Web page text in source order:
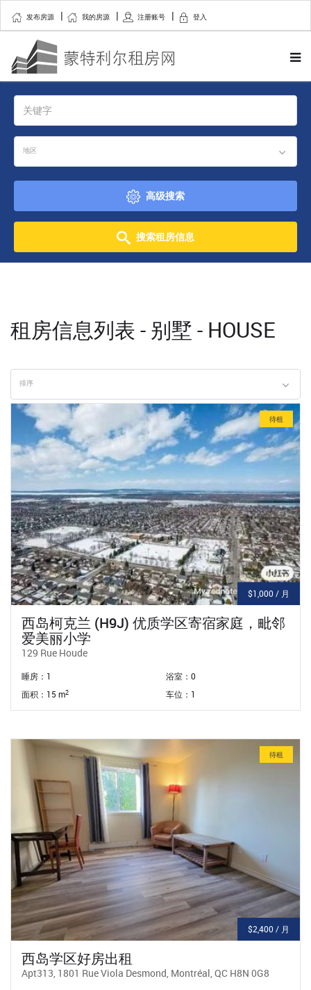
发布房源 我的房源 注册账号 登入
地区
高级搜索
搜索租房信息
租房信息列表 - 别墅 - HOUSE
排序
$1,000 / 月
待租
西岛柯克兰 (H9J) 优质学区寄宿家庭，毗邻
爱美丽小学
129 Rue Houde
睡房：1
浴室：0
面积：15 m2 车位：1
$2,400 / 月
待租
西岛学区好房出租
Apt313, 1801 Rue Viola Desmond, Montréal, QC H8N 0G8